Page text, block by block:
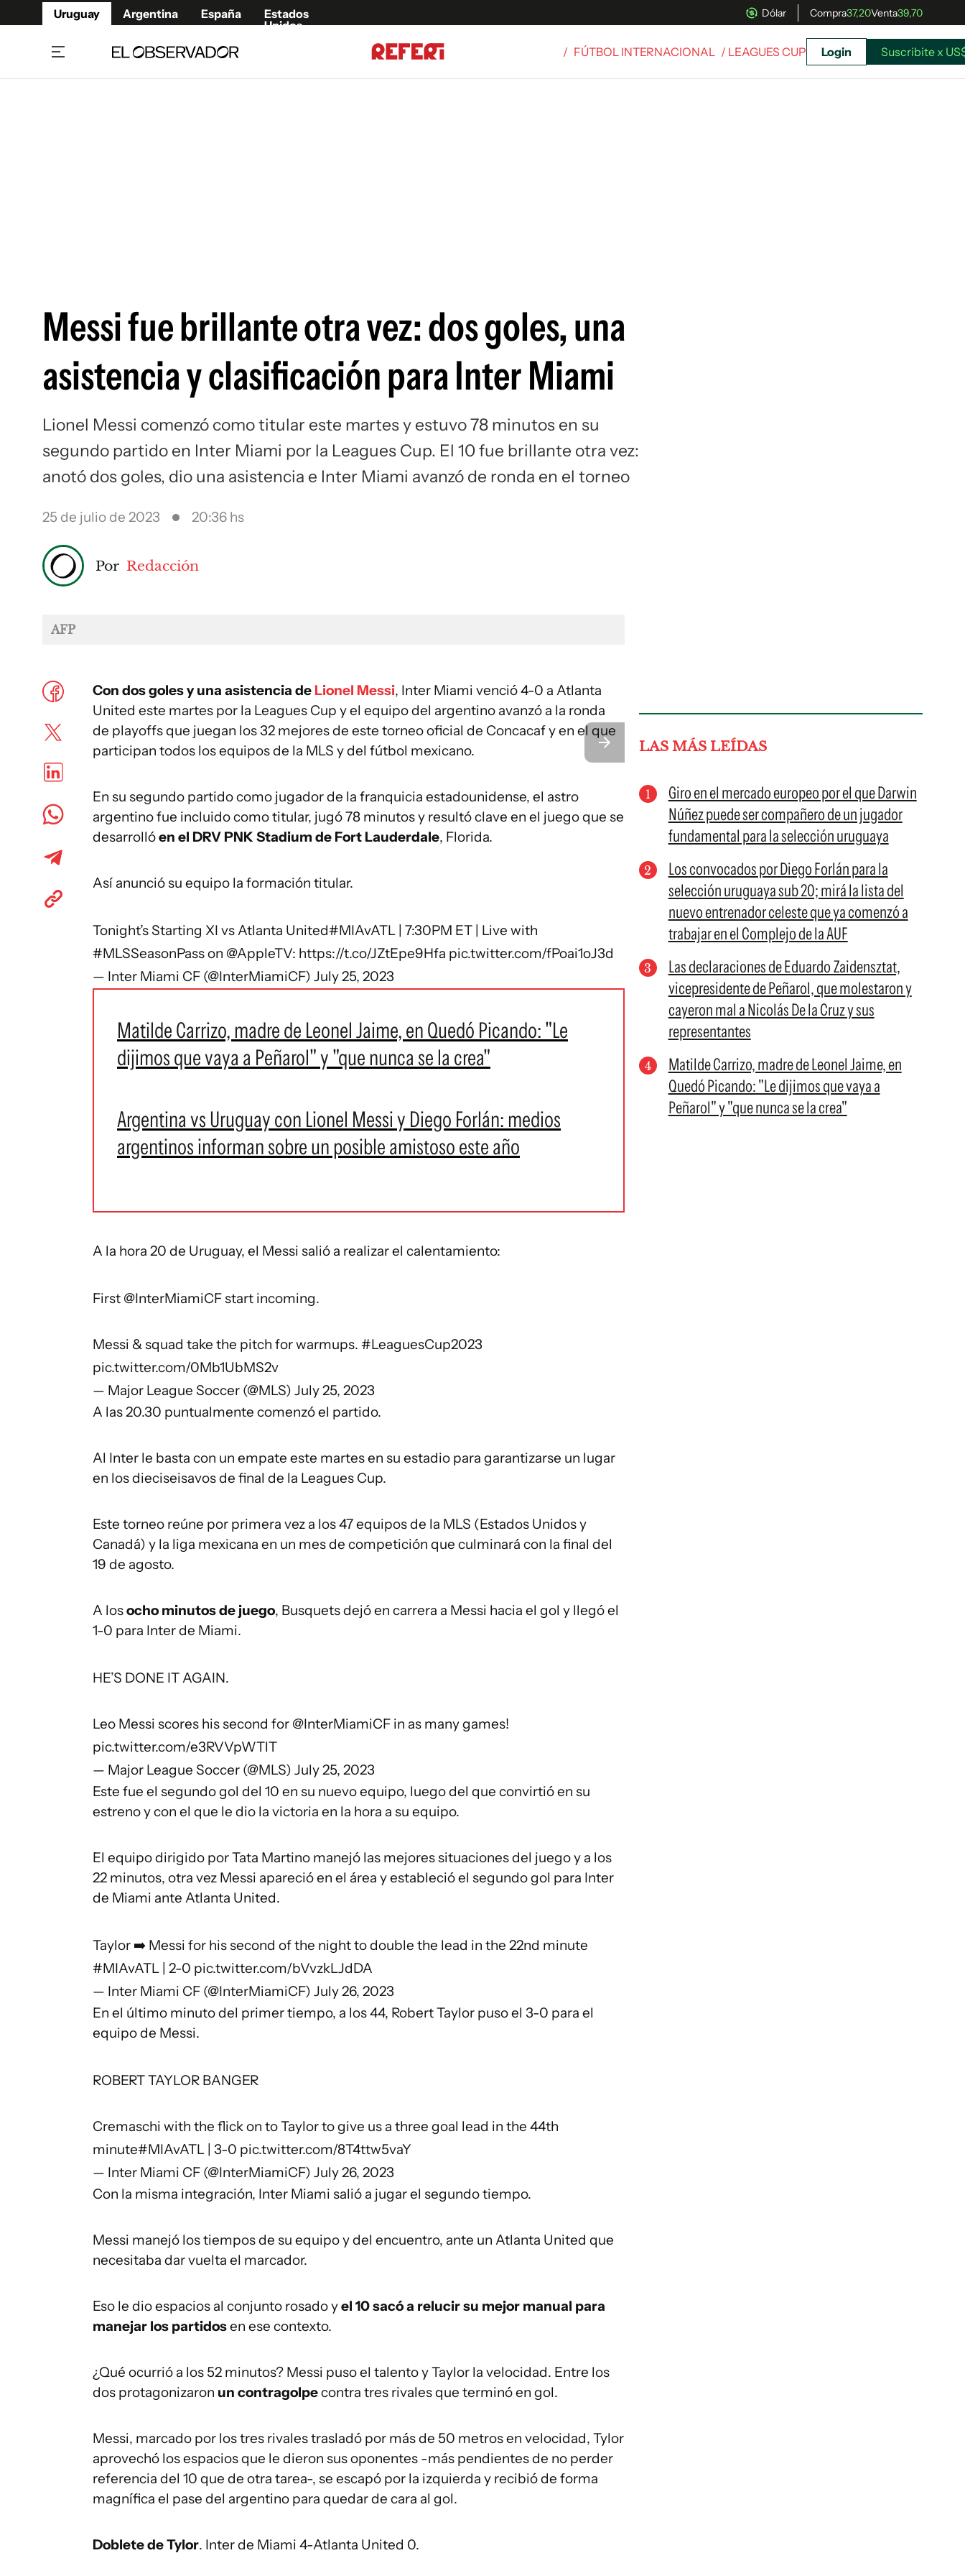
Uruguay Argentina España
Estados
Unidos
Dólar Compra37,20Venta39,70
/ FÚTBOL INTERNACIONAL / LEAGUES CUP Login Suscribite x
Messi fue brillante otra vez: dos goles, una
asistencia y clasificación para Inter Miami
Lionel Messi comenzó como titular este martes y estuvo 78 minutos en su
segundo partido en Inter Miami por la Leagues Cup. El 10 fue brillante otra vez:
anotó dos goles, dio una asistencia e Inter Miami avanzó de ronda en el torneo
25 de julio de 2023 20:36 hs
Por Redacción
AFP
Con dos goles y una asistencia de Lionel Messi, Inter Miami venció 4-0 a Atlanta
United este martes por la Leagues Cup y el equipo del argentino avanzó a la ronda
de playoffs que juegan los 32 mejores de este torneo oficial de Concacaf y en el que
participan todos los equipos de la MLS y del fútbol mexicano.
En su segundo partido como jugador de la franquicia estadounidense, el astro
argentino fue incluido como titular, jugó 78 minutos y resultó clave en el juego que se
desarrollóen el DRV PNK Stadium​ de Fort Lauderdale, Florida.
Así anunció su equipo la formación titular.
Tonight’s Starting XI vs Atlanta United#MIAvATL | 7:30PM ET | Live with
#MLSSeasonPasson @AppleTV: https://t.co/JZtEpe9Hfa pic.twitter.com/fPoai1oJ3d
— Inter Miami CF (@InterMiamiCF) July 25, 2023
Matilde Carrizo, madre de Leonel Jaime, en Quedó Picando: "Le
dijimos que vaya a Peñarol" y "que nunca se la crea"
Argentina vs Uruguay con Lionel Messi y Diego Forlán: medios
argentinos informan sobre un posible amistoso este año
A la hora 20 de Uruguay, el Messi salió a realizar el calentamiento:
First @InterMiamiCFstart incoming.
Messi & squad take the pitch for warmups. #LeaguesCup2023
pic.twitter.com/0Mb1UbMS2v
— Major League Soccer (@MLS) July 25, 2023
A las 20.30 puntualmente comenzó el partido.
Al Inter le basta con un empate este martes en su estadio para garantizarse un lugar
en los dieciseisavos de final de la Leagues Cup.
Este torneo reúne por primera vez a los 47 equipos de la MLS (Estados Unidos y
Canadá) y la liga mexicana en un mes de competición que culminará con la final del
19 de agosto.
A losocho minutos de juego, Busquets dejó en carrera a Messi hacia el gol y llegó el
1-0 para Inter de Miami.
HE’S DONE IT AGAIN.
Leo Messi scores his second for @InterMiamiCF in as many games!
pic.twitter.com/e3RVVpWTlT
— Major League Soccer (@MLS) July 25, 2023
Este fue el segundo gol del 10 en su nuevo equipo, luego del que convirtió en su
estreno y con el que le dio la victoria en la hora a su equipo.
El equipo dirigido por Tata Martino manejó las mejores situaciones del juego y a los
22 minutos, otra vez Messi apareció en el área y estableció el segundo gol para Inter
de Miami ante Atlanta United.
Taylor ➡️ Messi for his second of the night to double the lead in the 22nd minute
#MIAvATL | 2-0 pic.twitter.com/bVvzkLJdDA
— Inter Miami CF (@InterMiamiCF) July 26, 2023
En el último minuto del primer tiempo, a los 44, Robert Taylor puso el 3-0 para el
equipo de Messi.
ROBERT TAYLOR BANGER
Cremaschi with the flick on to Taylor to give us a three goal lead in the 44th
minute#MIAvATL | 3-0 pic.twitter.com/8T4ttw5vaY
— Inter Miami CF (@InterMiamiCF) July 26, 2023
Con la misma integración, Inter Miami salió a jugar el segundo tiempo.
Messi manejó los tiempos de su equipo y del encuentro, ante un Atlanta United que
necesitaba dar vuelta el marcador.
Eso le dio espacios al conjunto rosado yel 10 sacó a relucir su mejor manual para
manejar los partidosen ese contexto.
¿Qué ocurrió a los 52 minutos? Messi puso el talento y Taylor la velocidad. Entre los
dos protagonizaron un contragolpecontra tres rivales que terminó en gol.
Messi, marcado por los tres rivales trasladó por más de 50 metros en velocidad, Tylor
aprovechó los espacios que le dieron sus oponentes -más pendientes de no perder
referencia del 10 que de otra tarea-, se escapó por la izquierda y recibió de forma
magnífica el pase del argentino para quedar de cara al gol.
Doblete de Tylor. Inter de Miami 4-Atlanta United 0.
LAS MÁS LEÍDAS
Giro en el mercado europeo por el que Darwin
Núñez puede ser compañero de un jugador
fundamental para la selección uruguaya
Los convocados por Diego Forlán para la
selección uruguaya sub 20; mirá la lista del
nuevo entrenador celeste que ya comenzó a
trabajar en el Complejo de la AUF
Las declaraciones de Eduardo Zaidensztat,
vicepresidente de Peñarol, que molestaron y
cayeron mal a Nicolás De la Cruz y sus
representantes
Matilde Carrizo, madre de Leonel Jaime, en
Quedó Picando: "Le dijimos que vaya a
Peñarol" y "que nunca se la crea"